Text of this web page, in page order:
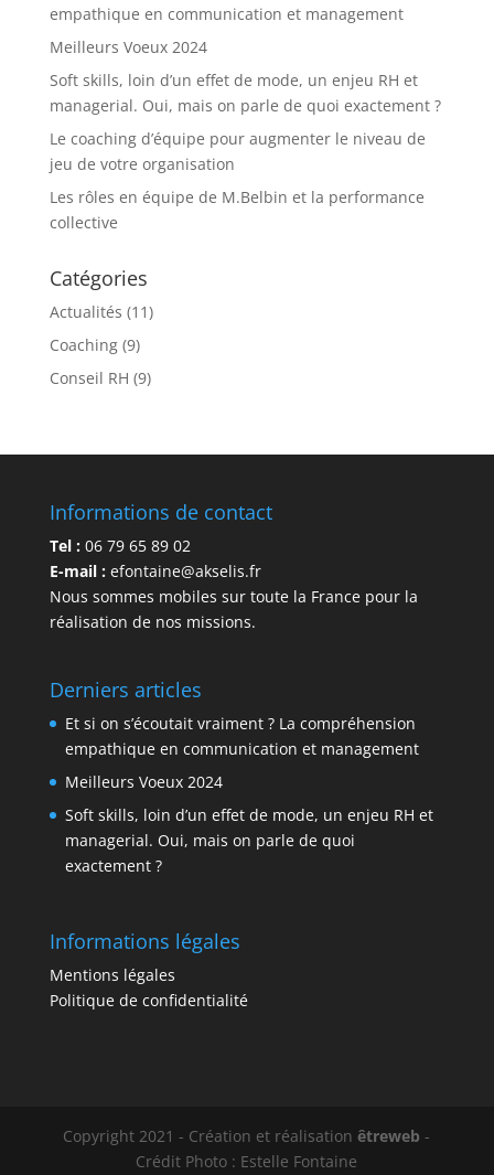
empathique en communication et management
Meilleurs Voeux 2024
Soft skills, loin d’un effet de mode, un enjeu RH et
managerial. Oui, mais on parle de quoi exactement ?
Le coaching d’équipe pour augmenter le niveau de
jeu de votre organisation
Les rôles en équipe de M.Belbin et la performance
collective
Catégories
Actualités (11)
Coaching(9)
Conseil RH (9)
Informations de contact
Tel : 06 79 65 89 02
E-mail : efontaine@akselis.fr
Nous sommes mobiles sur toute la France pour la
réalisation de nos missions.
Derniers articles
Et si on s’écoutait vraiment ? La compréhension
empathique en communication et management
Meilleurs Voeux 2024
Soft skills, loin d’un effet de mode, un enjeu RH et
managerial. Oui, mais on parle de quoi
exactement ?
Informations légales
Mentions légales
Politique de confidentialité
Copyright 2021 - Création et réalisationêtreweb -
Crédit Photo : Estelle Fontaine